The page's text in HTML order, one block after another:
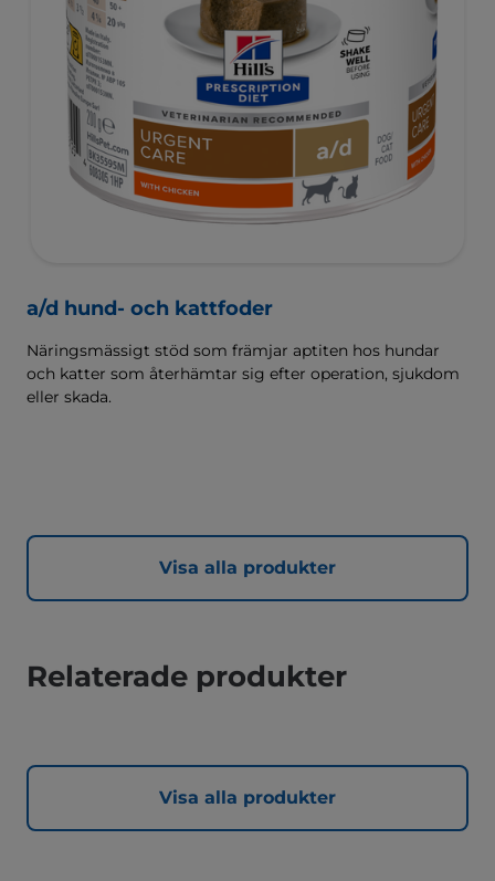
a/d hund- och kattfoder
Näringsmässigt stöd som främjar aptiten hos hundar
och katter som återhämtar sig efter operation, sjukdom
eller skada.
Visa alla produkter
Relaterade produkter
Visa alla produkter